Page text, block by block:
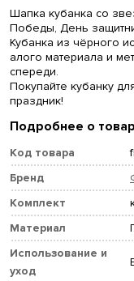
Шапка кубанка со
Победы, День
Кубанка из чёрного
алого материала и
спереди.
Покупайте кубанку
праздник!
Подробнее о
Код товара
Бренд
Комплект
Материал
Использование и
уход